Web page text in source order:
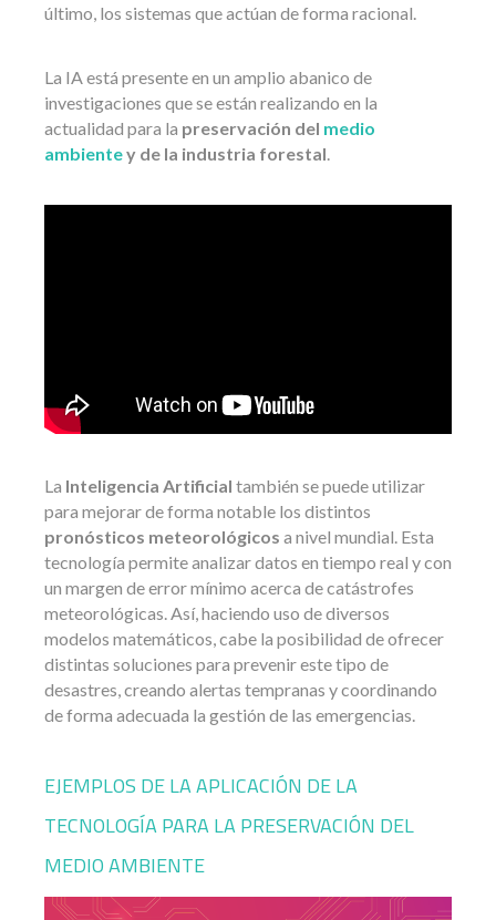
último, los sistemas que actúan de forma racional.
La IA está presente en un amplio abanico de
investigaciones que se están realizando en la
actualidad para la preservación del medio
ambientey de la industria forestal.
La Inteligencia Artificial también se puede utilizar
para mejorar de forma notable los distintos
pronósticos meteorológicos a nivel mundial. Esta
tecnología permite analizar datos en tiempo real y con
un margen de error mínimo acerca de catástrofes
meteorológicas. Así, haciendo uso de diversos
modelos matemáticos, cabe la posibilidad de ofrecer
distintas soluciones para prevenir este tipo de
desastres, creando alertas tempranas y coordinando
de forma adecuada la gestión de las emergencias.
EJEMPLOS DE LA APLICACIÓN DE LA
TECNOLOGÍA PARA LA PRESERVACIÓN DEL
MEDIO AMBIENTE